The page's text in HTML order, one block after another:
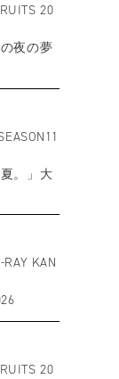
20
夜の夢
。」大
KAN
20